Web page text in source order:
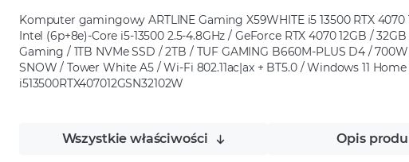
Komputer gamingowy ARTLINE Gaming X59WHITE i5 13500 RTX 4070
Intel (6p+8e)-Core i5-13500 2.5-4.8GHz / GeForce RTX 4070 12GB /
Gaming / 1TB NVMe SSD / 2TB / TUF GAMING B660M-PLUS D4 /
SNOW / Tower White A5 / Wi-Fi 802.11ac|ax + BT5.0 / Windows 11
i513500RTX407012GSN32102W
Wszystkie właściwości Opis